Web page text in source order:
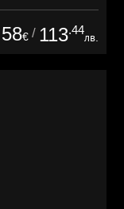
58€ / 113.44
лв.